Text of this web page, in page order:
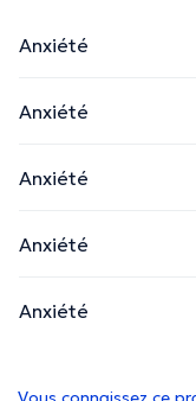
Anxiété
Anxiété
Anxiété
Anxiété
Anxiété